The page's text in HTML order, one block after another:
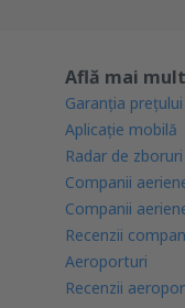
Află mai
Garanția
Aplicație mobilă
Radar de zboruri
Companii
Companii
Recenzii
Aeroporturi
Recenzii